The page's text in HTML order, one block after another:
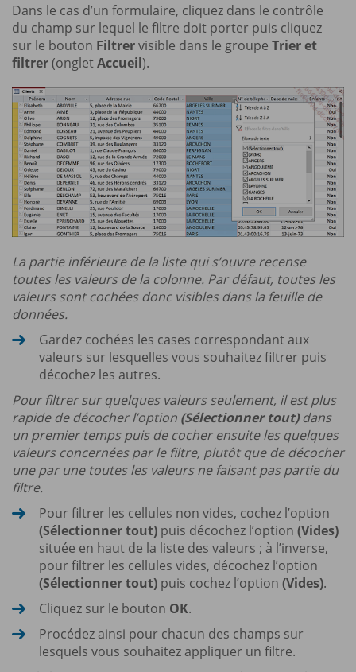
Dans le cas d’un formulaire, cliquez dans le contrôle
du champ sur lequel le filtre doit porter puis cliquez
sur le bouton Filtrervisible dans le groupe Trier et
filtrer(ongletAccueil).
La partie inférieure de la liste qui s’ouvre recense
toutes les valeurs de la colonne. Par défaut, toutes les
valeurs sont cochées donc visibles dans la feuille de
données.
Gardez cochées les cases correspondant aux
valeurs sur lesquelles vous souhaitez filtrer puis
décochez les autres.
Pour filtrer sur quelques valeurs seulement, il est plus
rapide de décocher l’option (Sélectionner tout)dans
un premier temps puis de cocher ensuite les quelques
valeurs concernées par le filtre, plutôt que de décocher
une par une toutes les valeurs ne faisant pas partie du
filtre.
Pour filtrer les cellules non vides, cochez l’option
(Sélectionner tout) puis décochez l’option (Vides)
située en haut de la liste des valeurs ; à l’inverse,
pour filtrer les cellules vides, décochez l’option
(Sélectionner tout) puis cochez l’option (Vides).
Cliquez sur le bouton OK.
Procédez ainsi pour chacun des champs sur
lesquels vous souhaitez appliquer un filtre.